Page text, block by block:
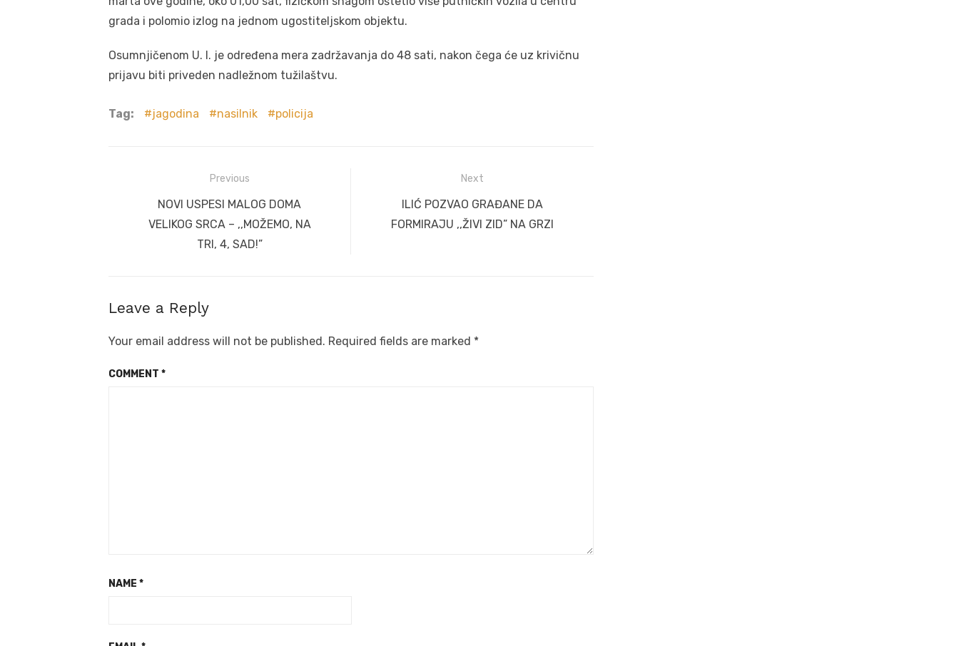
grada i polomio izlog na jednom ugostiteljskom objektu.
Osumnjičenom U. I. je određena mera zadržavanja do 48 sati, nakon čega će uz krivičnu
prijavu biti priveden nadležnom tužilaštvu.
Tag: jagodina nasilnik policija
navigation
Previous
Previous
post:
NOVI USPESI MALOG DOMA
VELIKOG SRCA – ,,MOŽEMO, NA
TRI, 4, SAD!”
Next
Next
post:
ILIĆ POZVAO GRAĐANE DA
FORMIRAJU ,,ŽIVI ZID” NA GRZI
Leave a Reply
Your email address will not be published. Required fields are marked *
COMMENT *
NAME *